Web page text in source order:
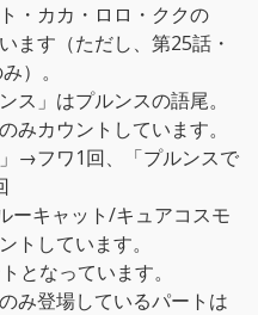
・カカ・ロロ・ククの
ます（ただし、第25話・
）。
ス」はプルンスの語尾。
みカウントしています。
→フワ1回、「プルンスで
ーキャット/キュアコスモ
トしています。
となっています。
み登場しているパートは